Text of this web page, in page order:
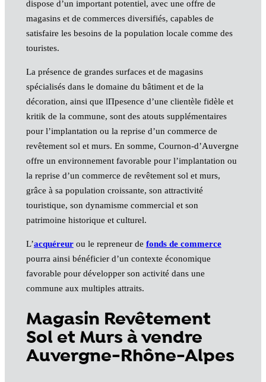
dispose d’un important potentiel, avec une offre de
magasins et de commerces diversifiés, capables de
satisfaire les besoins de la population locale comme des
touristes.
La présence de grandes surfaces et de magasins
spécialisés dans le domaine du bâtiment et de la
décoration, ainsi que lПреsence d’une clientèle fidèle et
kritik de la commune, sont des atouts supplémentaires
pour l’implantation ou la reprise d’un commerce de
revêtement sol et murs. En somme, Cournon-d’Auvergne
offre un environnement favorable pour l’implantation ou
la reprise d’un commerce de revêtement sol et murs,
grâce à sa population croissante, son attractivité
touristique, son dynamisme commercial et son
patrimoine historique et culturel.
L’acquéreurou le repreneur de fonds de commerce
pourra ainsi bénéficier d’un contexte économique
favorable pour développer son activité dans une
commune aux multiples attraits.
Magasin Revêtement
Sol et Murs à vendre
Auvergne-Rhône-Alpes